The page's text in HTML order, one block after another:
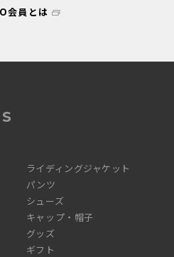
会員とは
ライディングジャケット
パンツ
シューズ
キャップ・帽子
グッズ
ギフト